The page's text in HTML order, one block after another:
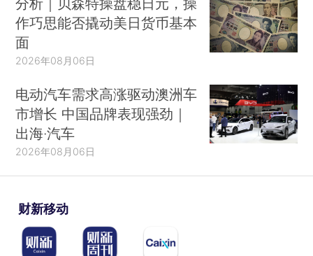
作巧思能否撬动美日货币基本
面
2026年08月06日
电动汽车需求高涨驱动澳洲车
市增长 中国品牌表现强劲｜
出海·汽车
2026年08月06日
财新移动